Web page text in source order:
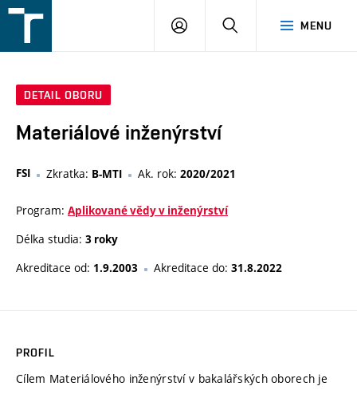
v
MENU
PŘIHLÁŠENÍ
DETAIL OBORU
Materiálové inženýrství
FSI Zkratka: B-MTI Ak. rok: 2020/2021
Program: Aplikované vědy v inženýrství
Délka studia: 3 roky
Akreditace od: 1.9.2003 Akreditace do: 31.8.2022
PROFIL
Cílem Materiálového inženýrství v bakalářských oborech je